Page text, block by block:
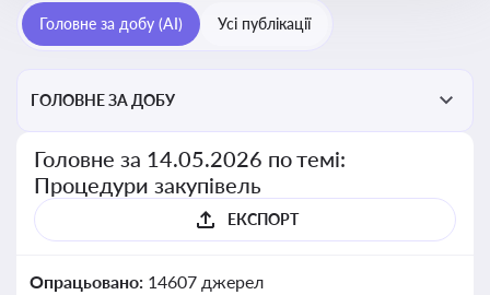
Головне за добу (AI) Усі публікації
ГОЛОВНЕ ЗА ДОБУ
Головне за 14.05.2026 по темі:
Процедури закупівель
ЕКСПОРТ
Опрацьовано: 14607 джерел